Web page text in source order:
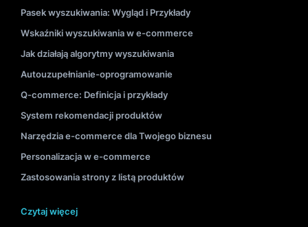
Pasek wyszukiwania: Wygląd i Przykłady
Wskaźniki wyszukiwania w e-commerce
Jak działają algorytmy wyszukiwania
Autouzupełnianie-oprogramowanie
Q-commerce: Definicja i przykłady
System rekomendacji produktów
Narzędzia e-commerce dla Twojego biznesu
Personalizacja w e-commerce
Zastosowania strony z listą produktów
Czytaj więcej